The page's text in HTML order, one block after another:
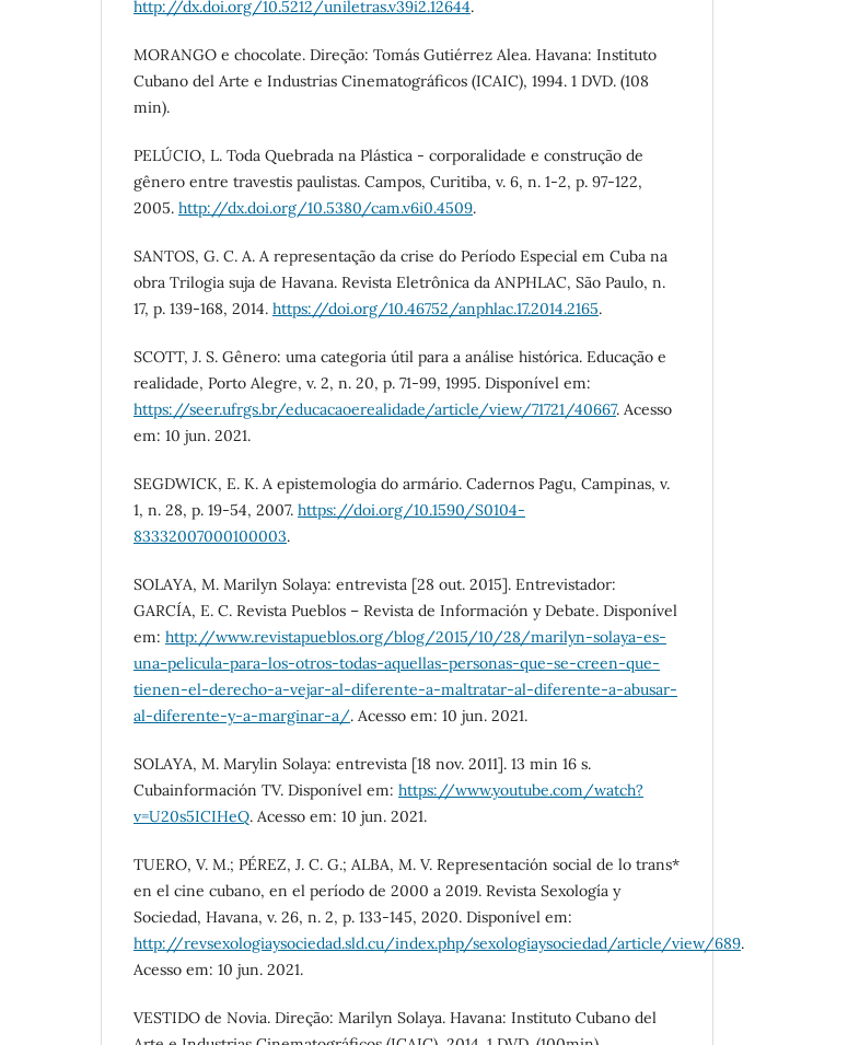
http://dx.doi.org/10.5212/uniletras.v39i2.12644.
MORANGO e chocolate. Direção: Tomás Gutiérrez Alea. Havana: Instituto
Cubano del Arte e Industrias Cinematográficos (ICAIC), 1994. 1 DVD. (108
min).
PELÚCIO, L. Toda Quebrada na Plástica - corporalidade e construção de
gênero entre travestis paulistas. Campos, Curitiba, v. 6, n. 1-2, p. 97-122,
2005. http://dx.doi.org/10.5380/cam.v6i0.4509.
SANTOS, G. C. A. A representação da crise do Período Especial em Cuba na
obra Trilogia suja de Havana. Revista Eletrônica da ANPHLAC, São Paulo, n.
17, p. 139-168, 2014. https://doi.org/10.46752/anphlac.17.2014.2165.
SCOTT, J. S. Gênero: uma categoria útil para a análise histórica. Educação e
realidade, Porto Alegre, v. 2, n. 20, p. 71-99, 1995. Disponível em:
https://seer.ufrgs.br/educacaoerealidade/article/view/71721/40667. Acesso
em: 10 jun. 2021.
SEGDWICK, E. K. A epistemologia do armário. Cadernos Pagu, Campinas, v.
1, n. 28, p. 19-54, 2007. https://doi.org/10.1590/S0104-
83332007000100003.
SOLAYA, M. Marilyn Solaya: entrevista [28 out. 2015]. Entrevistador:
GARCÍA, E. C. Revista Pueblos – Revista de Información y Debate. Disponível
em: http://www.revistapueblos.org/blog/2015/10/28/marilyn-solaya-es-
una-pelicula-para-los-otros-todas-aquellas-personas-que-se-creen-que-
tienen-el-derecho-a-vejar-al-diferente-a-maltratar-al-diferente-a-abusar-
al-diferente-y-a-marginar-a/. Acesso em: 10 jun. 2021.
SOLAYA, M. Marylin Solaya: entrevista [18 nov. 2011]. 13 min 16 s.
Cubainformación TV. Disponível em: https://www.youtube.com/watch?
v=U20s5ICIHeQ. Acesso em: 10 jun. 2021.
TUERO, V. M.; PÉREZ, J. C. G.; ALBA, M. V. Representación social de lo trans*
en el cine cubano, en el período de 2000 a 2019. Revista Sexología y
Sociedad, Havana, v. 26, n. 2, p. 133-145, 2020. Disponível em:
http://revsexologiaysociedad.sld.cu/index.php/sexologiaysociedad/article/view/689.
Acesso em: 10 jun. 2021.
VESTIDO de Novia. Direção: Marilyn Solaya. Havana: Instituto Cubano del